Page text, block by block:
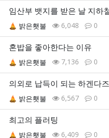
임산부 뱃지를 받은 날 지하
밝은횃불 6,048 0
혼밥을 좋아한다는 이유
밝은횃불 7,136 0
의외로 납득이 되는 하겐다
밝은횃불 6,567 0
최고의 플러팅
밝은횃불 6,409 0